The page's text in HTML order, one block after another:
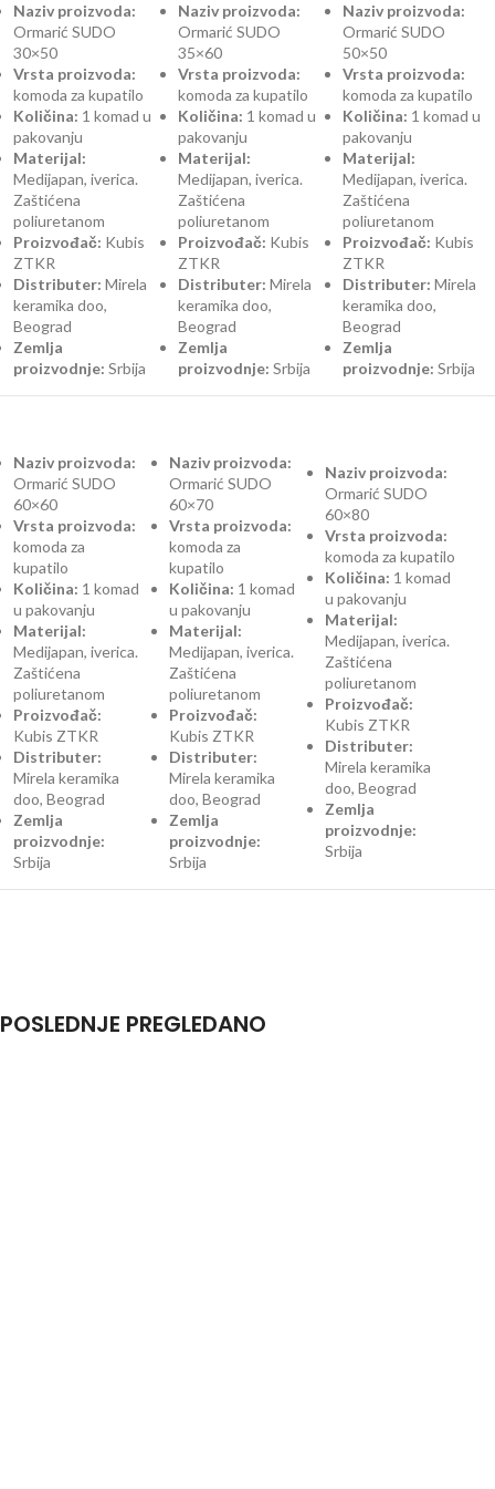
Naziv proizvoda:
Ormarić SUDO
30×50
Vrsta proizvoda:
komoda za kupatilo
Količina: 1 komad u
pakovanju
Materijal:
Medijapan, iverica.
Zaštićena
poliuretanom
Proizvođač: Kubis
ZTKR
Distributer: Mirela
keramika doo,
Beograd
Zemlja
proizvodnje: Srbija
Naziv proizvoda:
Ormarić SUDO
35×60
Vrsta proizvoda:
komoda za kupatilo
Količina: 1 komad u
pakovanju
Materijal:
Medijapan, iverica.
Zaštićena
poliuretanom
Proizvođač: Kubis
ZTKR
Distributer: Mirela
keramika doo,
Beograd
Zemlja
proizvodnje: Srbija
Naziv proizvoda:
Ormarić SUDO
50×50
Vrsta proizvoda:
komoda za kupatilo
Količina: 1 komad u
pakovanju
Materijal:
Medijapan, iverica.
Zaštićena
poliuretanom
Proizvođač: Kubis
ZTKR
Distributer: Mirela
keramika doo,
Beograd
Zemlja
proizvodnje: Srbija
Naziv proizvoda:
Ormarić SUDO
60×60
Vrsta proizvoda:
komoda za
kupatilo
Količina: 1 komad
u pakovanju
Materijal:
Medijapan, iverica.
Zaštićena
poliuretanom
Proizvođač:
Kubis ZTKR
Distributer:
Mirela keramika
doo, Beograd
Zemlja
proizvodnje:
Srbija
Naziv proizvoda:
Ormarić SUDO
60×70
Vrsta proizvoda:
komoda za
kupatilo
Količina: 1 komad
u pakovanju
Materijal:
Medijapan, iverica.
Zaštićena
poliuretanom
Proizvođač:
Kubis ZTKR
Distributer:
Mirela keramika
doo, Beograd
Zemlja
proizvodnje:
Srbija
Naziv proizvoda:
Ormarić SUDO
60×80
Vrsta proizvoda:
komoda za kupatilo
Količina: 1 komad
u pakovanju
Materijal:
Medijapan, iverica.
Zaštićena
poliuretanom
Proizvođač:
Kubis ZTKR
Distributer:
Mirela keramika
doo, Beograd
Zemlja
proizvodnje:
Srbija
POSLEDNJE PREGLEDANO